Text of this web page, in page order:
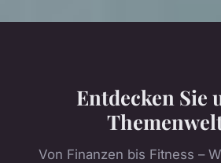
Entdecken Sie
Von Finanzen bis Fitness –